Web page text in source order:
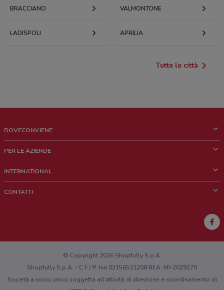
BRACCIANO VALMONTONE
LADISPOLI APRILIA
Tutte le città
DOVECONVIENE
Chi siamo
Lavora con noi
PER LE AZIENDE
Richieste commerciali e marketing
INTERNATIONAL
CONTATTI
Hai un malfunzionamento sul web o sull'app?
© Copyright 2026 Shopfully S.p.A.
Shopfully S.p.A. - C.F / P. Iva 03156531208 REA: MI-2029270
Società a socio unico soggetta all’attività di direzione e coordinamento di